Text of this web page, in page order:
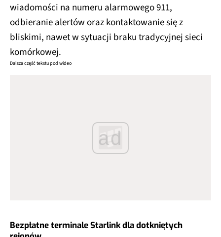
wiadomości na numeru alarmowego 911,
odbieranie alertów oraz kontaktowanie się z
bliskimi, nawet w sytuacji braku tradycyjnej sieci
komórkowej.
Dalsza część tekstu pod wideo
ad
Bezpłatne terminale Starlink dla dotkniętych